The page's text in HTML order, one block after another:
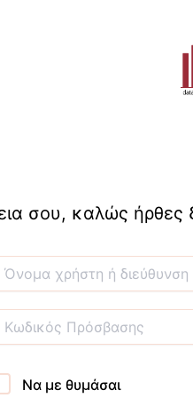
σου, καλώς ήρθες
Να με θυμάσαι